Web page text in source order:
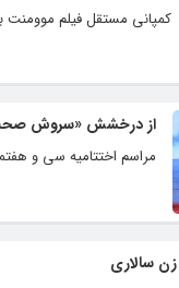
کمپانی مستقل فیلم موومنت
از درخشش «سروش
مراسم اختتامیه سی و
زن سالاری